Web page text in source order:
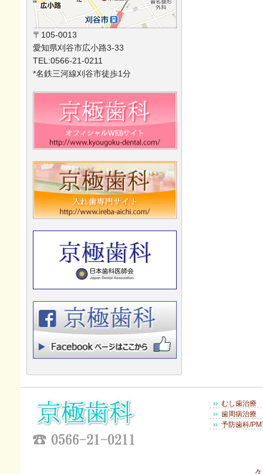
〒105-0013
愛知県刈谷市広小路3-33
TEL:0566-21-0211
*名鉄三河線刈谷市徒歩1分
むし歯治療
歯周病治療
予防歯科/